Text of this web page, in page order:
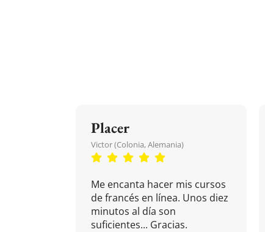
Placer
Victor (Colonia, Alemania)
Me encanta hacer mis cursos
de francés en línea. Unos diez
minutos al día son
suficientes... Gracias.